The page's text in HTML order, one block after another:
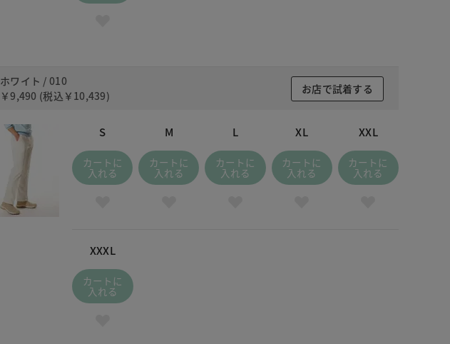
ホワイト / 010
￥9,490 (税込 ￥10,439)
お店で試着する
S
カートに
入れる
M
カートに
入れる
L
カートに
入れる
XL
カートに
入れる
XXL
カートに
入れる
XXXL
カートに
入れる